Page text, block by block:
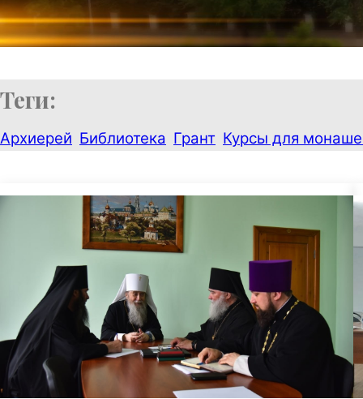
Теги:
Архиерей Библиотека Грант Курсы для